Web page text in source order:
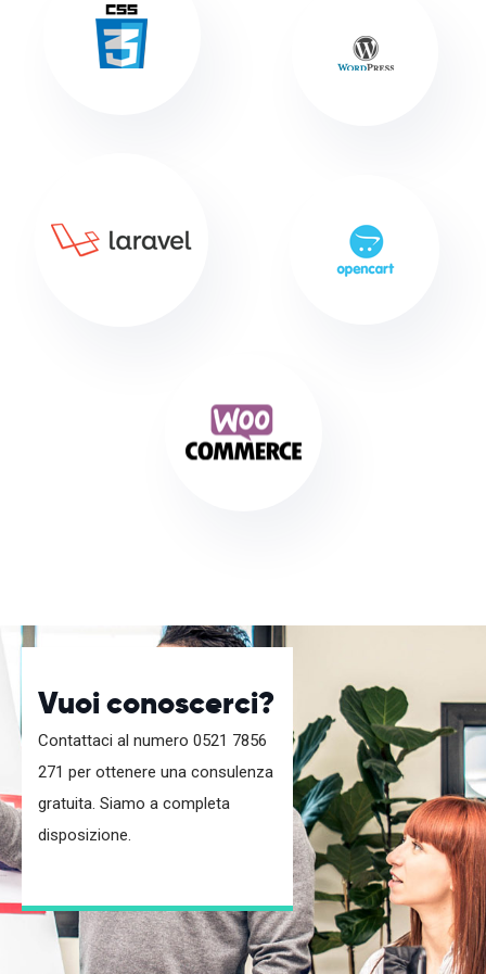
Vuoi conoscerci?
Contattaci al numero 0521 7856
271 per ottenere una consulenza
gratuita. Siamo a completa
disposizione.